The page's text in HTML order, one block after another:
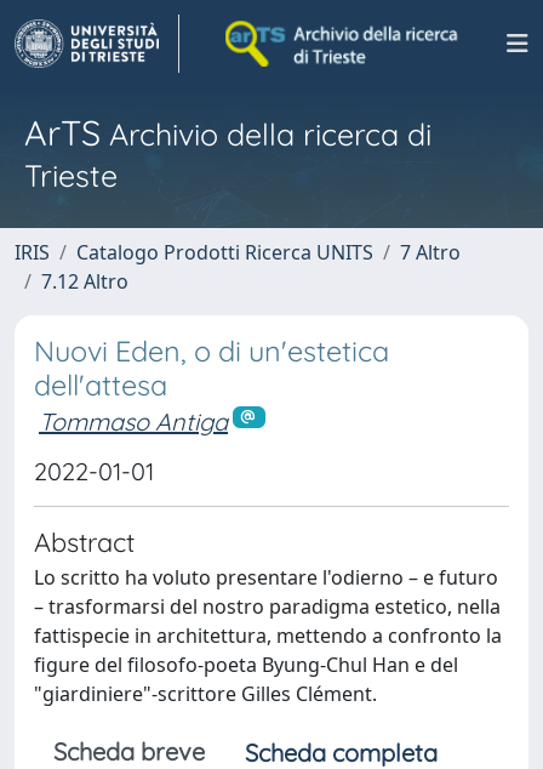
ArTS Archivio della ricerca di
Trieste
IRIS Catalogo Prodotti Ricerca UNITS
7 Altro
7.12 Altro
Nuovi Eden, o di un'estetica
dell'attesa
Tommaso Antiga
2022-01-01
Abstract
Lo scritto ha voluto presentare l'odierno – e futuro
– trasformarsi del nostro paradigma estetico, nella
fattispecie in architettura, mettendo a confronto la
figure del filosofo-poeta Byung-Chul Han e del
"giardiniere"-scrittore Gilles Clément.
Scheda breve Scheda completa